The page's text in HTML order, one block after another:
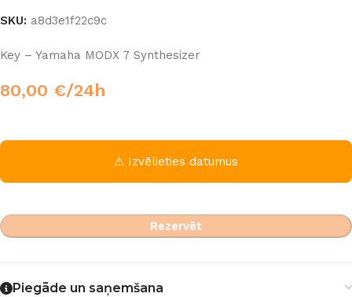
SKU: a8d3e1f22c9c
Key – Yamaha MODX 7 Synthesizer
80,00 €/24h
⚠ Izvēlieties datumus
Rezervēt
Piegāde un saņemšana